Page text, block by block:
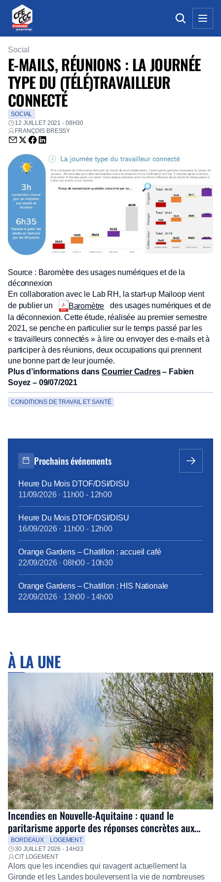
Social
E-MAILS, RÉUNIONS : LA JOURNÉE
TYPE DU (TÉLÉ)TRAVAILLEUR
CONNECTÉ
SOCIAL
12 JUILLET 2021 - 08H30
FRANÇOIS BRESSY
Envoyer par email (nouvelle fenêtre)
Partager sur Twitter (nouvelle fenêtre)
Partager sur Facebook (nouvelle fenêtre)
Partager sur LinkedIn (nouvelle fenêtre)
Source : Baromètre des usages numériques et de la
déconnexion
En collaboration avec le Lab RH, la start-up Mailoop vient
de publier un
Baromètre
des usages numériques et de
la déconnexion. Cette étude, réalisée au premier semestre
2021, se penche en particulier sur le temps passé par les
« travailleurs connectés » à lire ou envoyer des e-mails et à
participer à des réunions, deux occupations qui prennent
une bonne part de leur journée.
Plus d’informations dans Courrier Cadres– Fabien
Soyez – 09/07/2021
CONDITIONS DE TRAVAIL ET SANTÉ
Prochains événements
Heure Du Mois DTOF/DSI/DISU
11/09/2026· 11h00 - 12h00
Heure Du Mois DTOF/DSI/DISU
16/09/2026· 11h00 - 12h00
Orange Gardens – Chatillon : accueil café
22/09/2026· 08h00 - 10h30
Orange Gardens – Chatillon : HIS Nationale
22/09/2026· 13h00 - 14h00
À LA UNE
Incendies en Nouvelle-Aquitaine : quand le
paritarisme apporte des réponses concrètes aux
salariés
BORDEAUX
LOGEMENT
30 JUILLET 2026 - 14H33
CIT LOGEMENT
Alors que les incendies qui ravagent actuellement la
Gironde et les Landes bouleversent la vie de nombreuses